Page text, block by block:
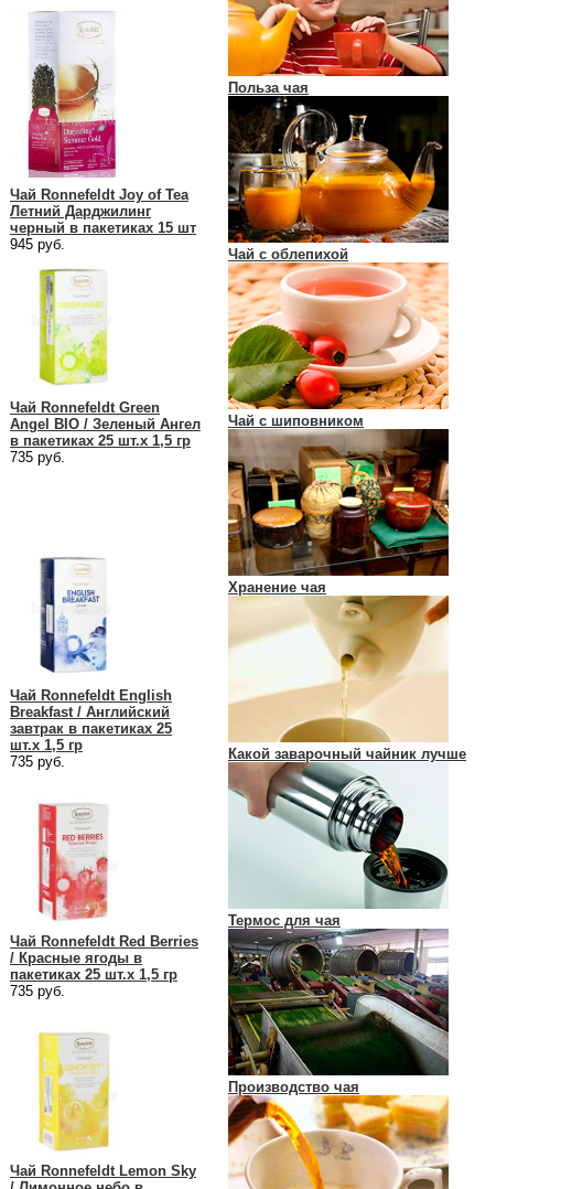
Чай Ronnefeldt Joy of Tea
Летний Дарджилинг
черный в пакетиках 15 шт
945 руб.
Чай Ronnefeldt Green
Angel BIO / Зеленый Ангел
в пакетиках 25 шт.х 1,5 гр
735 руб.
Чай Ronnefeldt English
Breakfast / Английский
завтрак в пакетиках 25
шт.х 1,5 гр
735 руб.
Чай Ronnefeldt Red Berries
/ Красные ягоды в
пакетиках 25 шт.х 1,5 гр
735 руб.
Чай Ronnefeldt Lemon Sky
Польза чая
Чай с облепихой
Чай с шиповником
Хранение чая
Какой заварочный чайник лучше
Термос для чая
Производство чая